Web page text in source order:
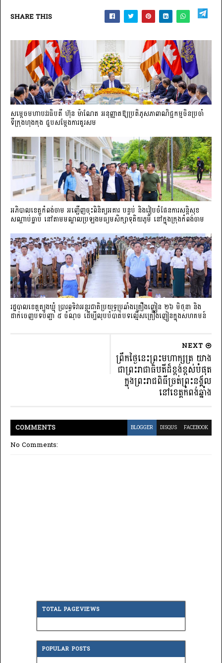
SHARE THIS
សម្តេចមហាបវរធិបតី ហ៊ុន ម៉ាណែត អនុញ្ញាតឱ្យប្រតិភូសភាពាណិជ្ជកម្មចិន​ប្រចាំ
ទីក្រុងហុងកុង ជួបសម្តែងការគួរសម
អភិបាលខេត្តកំពង់ចាម អញ្ជើញចុះពិនិត្យអគារ បន្ទប់ និងរៀបចំផែនការសន្តិសុខ
សណ្តាប់ធ្នាប់ នៅតាមមណ្ឌលប្រឡងមធ្យមសិក្សាទុតិយភូមិ នៅក្នុងក្រុងកំពង់ចាម
រដ្ឋបាលខេត្តត្បូងឃ្មុំ ប្រារព្ធទិវាអន្តរជាតិប្រយុទ្ធប្រឆាំងគ្រឿងញៀន ២៦ មិថុនា និង
ដាក់ចេញបទបញ្ជា ៥ ចំណុច ដើម្បីលុបបំបាត់បទល្មើសគ្រឿងញៀនក្នុងសហគមន៍
NEXT
ព្រឹកថ្ងៃនេះព្រះមហាក្សត្រ យាង
ជាព្រះរាជាធិបតីដ៏ខ្ពង់ខ្ពស់បំផុត
ក្នុងព្រះរាជពិធីច្រត់ព្រះនង្គ័ល
នៅខេត្តកំពង់ឆ្នាំង
COMMENTS BLOGGER DISQUS FACEBOOK
No Comments:
TOTAL PAGEVIEWS
POPULAR POSTS